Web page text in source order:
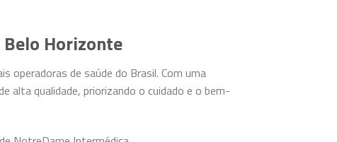
Horizonte
operadoras de saúde do Brasil. Com uma
alta qualidade, priorizando o cuidado e o bem-